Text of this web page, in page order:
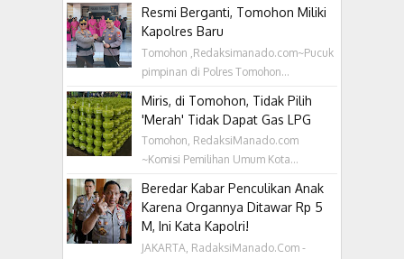
Resmi Berganti, Tomohon Miliki
Kapolres Baru
Tomohon ,Redaksimanado.com~Pucuk
pimpinan di Polres Tomohon...
Miris, di Tomohon, Tidak Pilih
'Merah' Tidak Dapat Gas LPG
Tomohon, RedaksiManado.com
~Komisi Pemilihan Umum Kota...
Beredar Kabar Penculikan Anak
Karena Organnya Ditawar Rp 5
M, Ini Kata Kapolri!
JAKARTA, RadaksiManado.Com -